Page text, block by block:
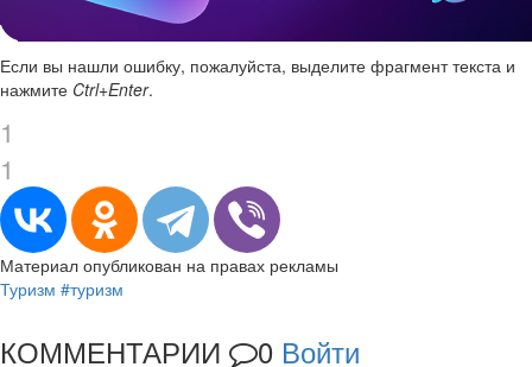
Если вы нашли ошибку, пожалуйста, выделите фрагмент текста и
нажмите Ctrl+Enter.
1
1
Материал опубликован на правах рекламы
Туризм #туризм
КОММЕНТАРИИ 0 Войти